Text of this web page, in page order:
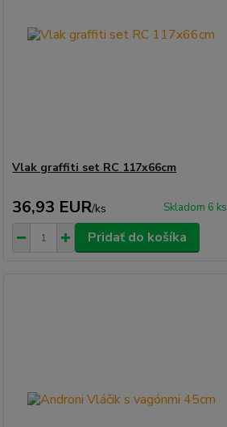
Vlak graffiti set RC 117x66cm
36,93 EUR/ks Skladom 6 ks
Pridať do košíka